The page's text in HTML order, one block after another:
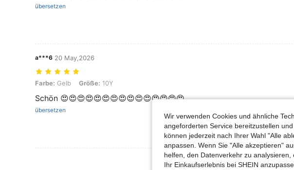
übersetzen
a***6 20 May,2026
Farbe: Gelb, Größe: 10Y
Farbe: Gelb Größe: 10Y
Schön 😍😍😍😍😍😍😍😍😍😍😍😍😍😍😍
übersetzen
Mehr Bewertungen Ansehen
Wir verwenden Cookies und ähnliche
angeforderten Service bereitzustellen
können jederzeit nach Ihrer Wahl "Alle
anpassen. Wenn Sie "Alle akzeptieren"
helfen, den Datenverkehr zu
Ihr Einkaufserlebnis bei SHEIN